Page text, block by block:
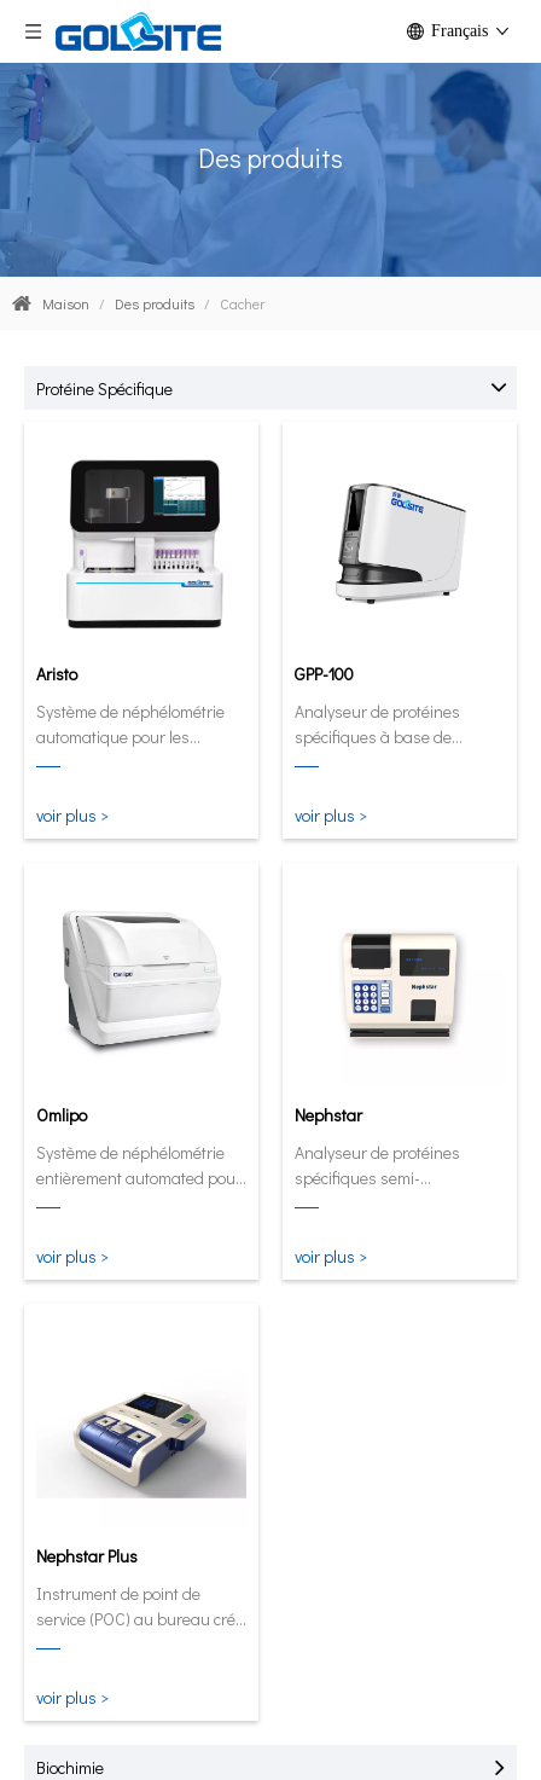
Français
Des produits
Maison / Des produits / Cacher
Protéine Spécifique
Aristo
Système de néphélométrie
automatique pour les
laboratoires à volume élevé.
voir plus >
GPP-100
Analyseur de protéines
spécifiques à base de
cartouches
automatique et quantitatif
maintenant sous sa forme la
voir plus >
Omlipo
Système de néphélométrie
entièrement automated pour
les laboratoires de débit de
voir plus >
Nephstar
Analyseur de protéines
spécifiques semi-
automatique le plus
voir plus >
Nephstar Plus
Instrument de point de
service (POC) au bureau créé
pour le test rapide de
mALB et de la SAA.
voir plus >
Biochimie